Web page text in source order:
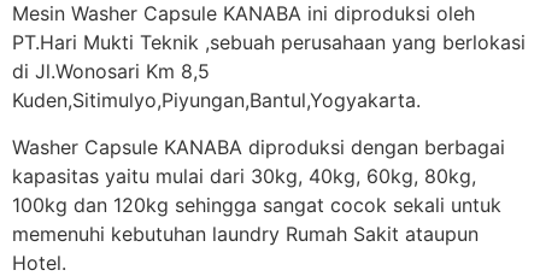
Mesin Washer Capsule KANABA ini diproduksi oleh
PT.Hari Mukti Teknik ,sebuah perusahaan yang berlokasi
di Jl.Wonosari Km 8,5
Kuden,Sitimulyo,Piyungan,Bantul,Yogyakarta.
Washer Capsule KANABA diproduksi dengan berbagai
kapasitas yaitu mulai dari 30kg, 40kg, 60kg, 80kg,
100kg dan 120kg sehingga sangat cocok sekali untuk
memenuhi kebutuhan laundry Rumah Sakit ataupun
Hotel.